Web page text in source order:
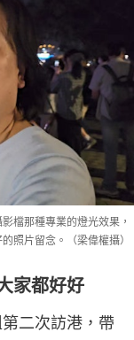
檔那種專業的燈光效果，
照片留念。（梁偉權攝）
家都好好
二次訪港，帶